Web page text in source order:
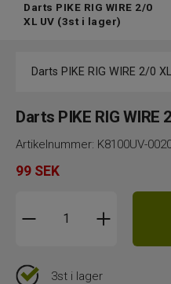
Darts PIKE RIG WIRE 2/0
XL UV (3st i lager)
Darts PIKE RIG WIRE
Artikelnummer: K8100UV-
99 SEK
3st i lager